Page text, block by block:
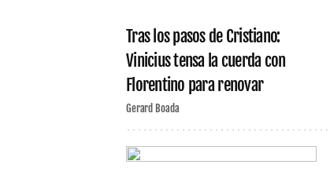
Tras los pasos de Cristiano:
Vinicius tensa la cuerda con
Florentino para renovar
Gerard Boada